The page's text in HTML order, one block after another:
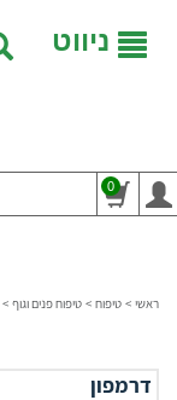
ניווט
0
ראשי > טיפוח > טיפוח פנים וגוף >
דרמפון